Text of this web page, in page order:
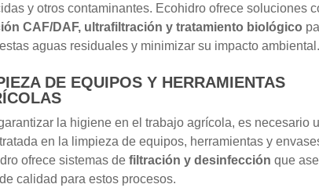
y otros contaminantes. Ecohidro ofrece soluciones
CAF/DAF, ultrafiltración y tratamiento biológico
aguas residuales y minimizar su impacto ambiental.
DE EQUIPOS Y HERRAMIENTAS
la higiene en el trabajo agrícola, es necesario
en la limpieza de equipos, herramientas y
ofrece sistemas defiltración y desinfección que
calidad para estos procesos.